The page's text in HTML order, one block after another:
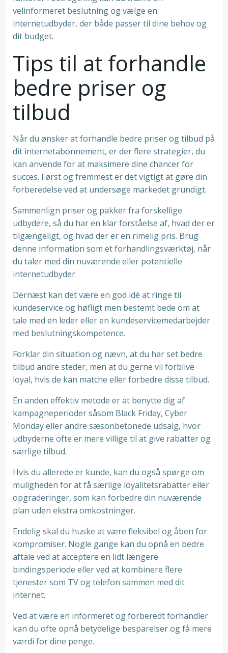
velinformeret beslutning og vælge en
internetudbyder, der både passer til dine behov og
dit budget.
Tips til at forhandle
bedre priser og
tilbud
Når du ønsker at forhandle bedre priser og tilbud på
dit internetabonnement, er der flere strategier, du
kan anvende for at maksimere dine chancer for
succes. Først og fremmest er det vigtigt at gøre din
forberedelse ved at undersøge markedet grundigt.
Sammenlign priser og pakker fra forskellige
udbydere, så du har en klar forståelse af, hvad der er
tilgængeligt, og hvad der er en rimelig pris. Brug
denne information som et forhandlingsværktøj, når
du taler med din nuværende eller potentielle
internetudbyder.
Dernæst kan det være en god idé at ringe til
kundeservice og høfligt men bestemt bede om at
tale med en leder eller en kundeservicemedarbejder
med beslutningskompetence.
Forklar din situation og nævn, at du har set bedre
tilbud andre steder, men at du gerne vil forblive
loyal, hvis de kan matche eller forbedre disse tilbud.
En anden effektiv metode er at benytte dig af
kampagneperioder såsom Black Friday, Cyber
Monday eller andre sæsonbetonede udsalg, hvor
udbyderne ofte er mere villige til at give rabatter og
særlige tilbud.
Hvis du allerede er kunde, kan du også spørge om
muligheden for at få særlige loyalitetsrabatter eller
opgraderinger, som kan forbedre din nuværende
plan uden ekstra omkostninger.
Endelig skal du huske at være fleksibel og åben for
kompromiser. Nogle gange kan du opnå en bedre
aftale ved at acceptere en lidt længere
bindingsperiode eller ved at kombinere flere
tjenester som TV og telefon sammen med dit
internet.
Ved at være en informeret og forberedt forhandler
kan du ofte opnå betydelige besparelser og få mere
værdi for dine penge.